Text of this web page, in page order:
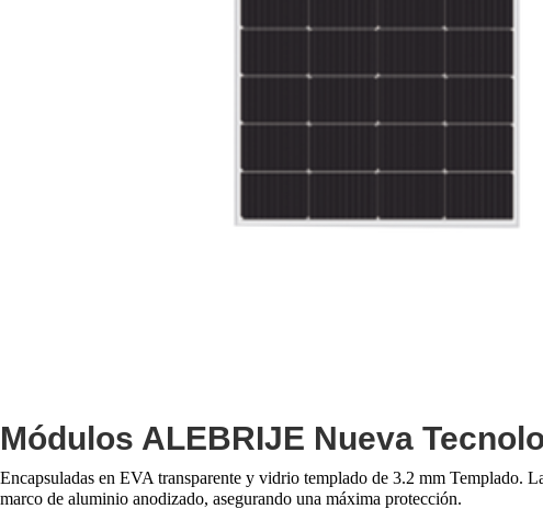
Módulos ALEBRIJE Nueva
Encapsuladas en EVA transparente y vidrio templado de 3.2 mm Templado.
marco de aluminio anodizado, asegurando una máxima protección.